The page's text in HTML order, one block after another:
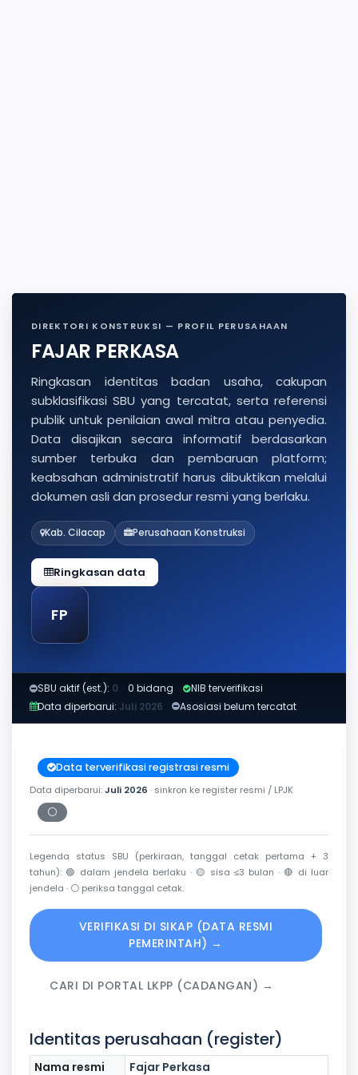
DIREKTORI KONSTRUKSI — PROFIL PERUSAHAAN
FAJAR PERKASA
Ringkasan identitas badan usaha, cakupan
subklasifikasi SBU yang tercatat, serta referensi
publik untuk penilaian awal mitra atau penyedia.
Data disajikan secara informatif berdasarkan
sumber terbuka dan pembaruan platform;
keabsahan administratif harus dibuktikan melalui
dokumen asli dan prosedur resmi yang berlaku.
Kab. Cilacap Perusahaan Konstruksi
Ringkasan data
FP
SBU aktif (est.): 0 · 0 bidang
NIB terverifikasi
Data diperbarui: Juli 2026 Asosiasi belum tercatat
Data terverifikasi registrasi resmi
Data diperbarui:Juli 2026 · sinkron ke register resmi / LPJK
⚪
Periksa tanggal cetak
Legenda status SBU (perkiraan, tanggal cetak pertama + 3
tahun): 🟢 dalam jendela berlaku · 🟡 sisa ≤3 bulan · 🔴 di luar
jendela · ⚪ periksa tanggal cetak.
VERIFIKASI DI SIKAP (DATA RESMI
PEMERINTAH) →
CARI DI PORTAL LKPP (CADANGAN) →
Identitas perusahaan (register)
Nama resmi
Fajar Perkasa